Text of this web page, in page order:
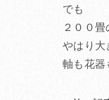
でも
２００畳
やはり大
軸も花器